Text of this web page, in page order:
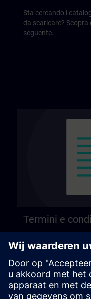
Sta cercando i
da scaricare? Scopra
seguente.
Termini e
pagina seguente.